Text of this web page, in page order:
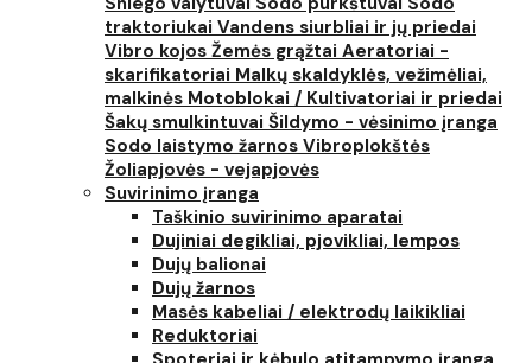
traktoriukai Vandens siurbliai ir jų priedai
Vibro kojos Žemės grąžtai Aeratoriai -
skarifikatoriai Malkų skaldyklės, vežimėliai,
malkinės Motoblokai / Kultivatoriai ir priedai
Šakų smulkintuvai Šildymo - vėsinimo įranga
Sodo laistymo žarnos Vibroplokštės
Žoliapjovės - vejapjovės
Suvirinimo įranga
Taškinio suvirinimo aparatai
Dujiniai degikliai, pjovikliai, lempos
Dujų balionai
Dujų žarnos
Masės kabeliai / elektrodų laikikliai
Reduktoriai